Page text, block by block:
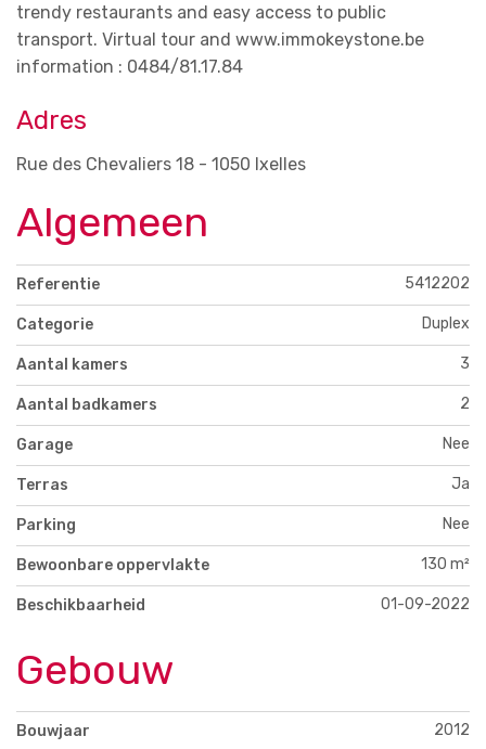
trendy restaurants and easy access to public
transport. Virtual tour and www.immokeystone.be
information : 0484/81.17.84
Adres
Rue des Chevaliers 18 - 1050 Ixelles
Algemeen
Referentie 5412202
Categorie Duplex
Aantal kamers 3
Aantal badkamers 2
Garage Nee
Terras Ja
Parking Nee
Bewoonbare oppervlakte 130 m²
Beschikbaarheid 01-09-2022
Gebouw
Bouwjaar 2012